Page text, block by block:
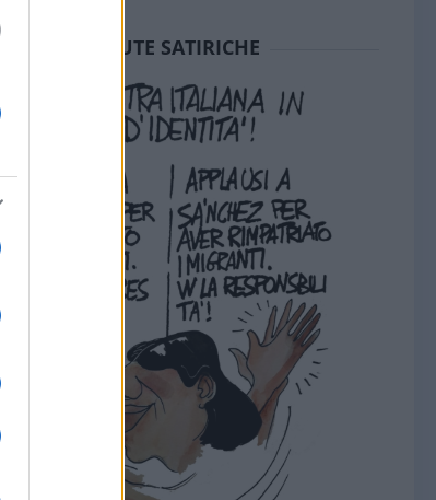
SEDUTE SATIRICHE